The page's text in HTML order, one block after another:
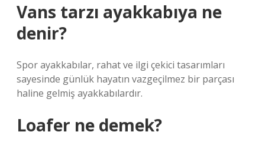
Vans tarzı ayakkabıya ne
denir?
Spor ayakkabılar, rahat ve ilgi çekici tasarımları
sayesinde günlük hayatın vazgeçilmez bir parçası
haline gelmiş ayakkabılardır.
Loafer ne demek?